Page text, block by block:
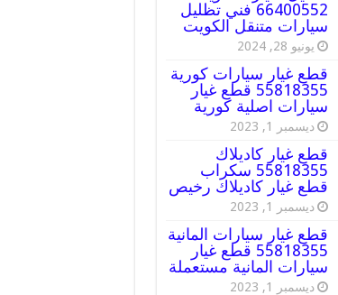
66400552 فني تظليل
سيارات متنقل الكويت
يونيو 28, 2024
قطع غيار سيارات كورية
55818355 قطع غيار
سيارات اصلية كورية
ديسمبر 1, 2023
قطع غيار كاديلاك
55818355 سكراب
قطع غيار كاديلاك رخيص
ديسمبر 1, 2023
قطع غيار سيارات المانية
55818355 قطع غيار
سيارات المانية مستعملة
ديسمبر 1, 2023